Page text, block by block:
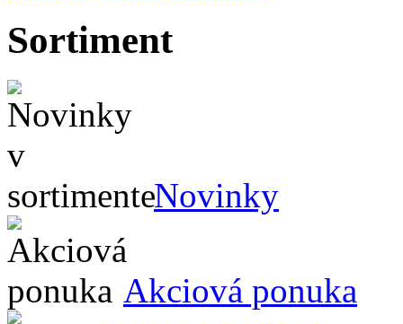
Sortiment
Novinky
Akciová ponuka